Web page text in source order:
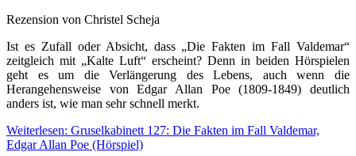
Rezension von Christel Scheja
Ist es Zufall oder Absicht, dass „Die Fakten im Fall Valdemar“
zeitgleich mit „Kalte Luft“ erscheint? Denn in beiden Hörspielen
geht es um die Verlängerung des Lebens, auch wenn die
Herangehensweise von Edgar Allan Poe (1809-1849) deutlich
anders ist, wie man sehr schnell merkt.
Weiterlesen: Gruselkabinett 127: Die Fakten im Fall Valdemar,
Edgar Allan Poe (Hörspiel)